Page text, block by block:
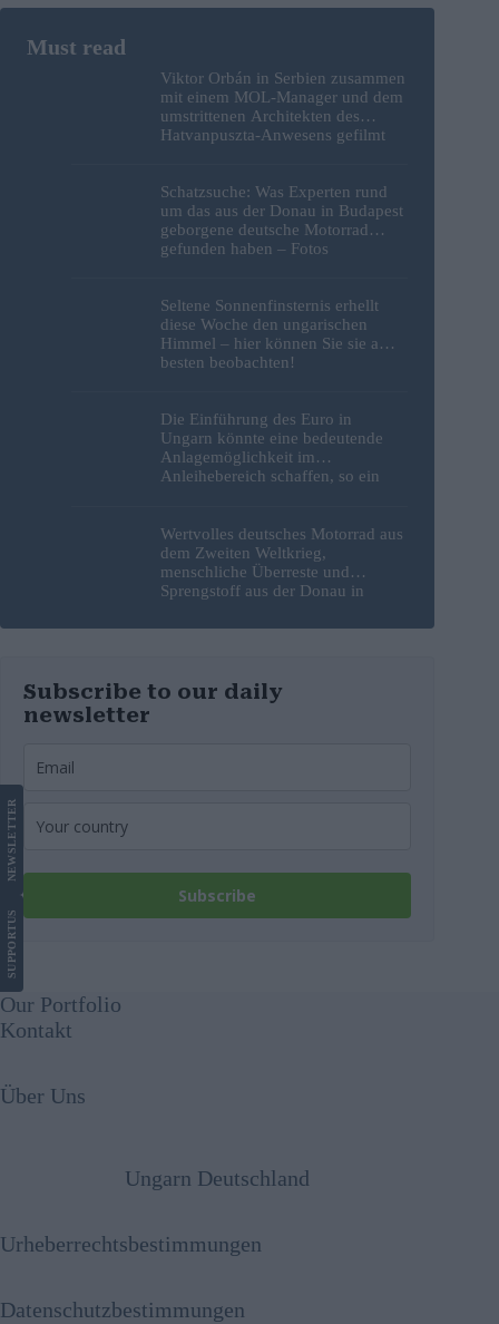
Viktor Orbán in Serbien zusammen
mit einem MOL-Manager und dem
umstrittenen Architekten des
Hatvanpuszta-Anwesens gefilmt
Schatzsuche: Was Experten rund
um das aus der Donau in Budapest
geborgene deutsche Motorrad
gefunden haben – Fotos
Seltene Sonnenfinsternis erhellt
diese Woche den ungarischen
Himmel – hier können Sie sie am
besten beobachten!
Die Einführung des Euro in
Ungarn könnte eine bedeutende
Anlagemöglichkeit im
Anleihebereich schaffen, so ein
Wertvolles deutsches Motorrad aus
dem Zweiten Weltkrieg,
menschliche Überreste und
Sprengstoff aus der Donau in
Subscribe to our daily
newsletter
Subscribe
SUPPORT
US
NEWS
LETTER
Our Portfolio
Kontakt
Über Uns
Ungarn Deutschland
Urheberrechtsbestimmungen
Datenschutzbestimmungen